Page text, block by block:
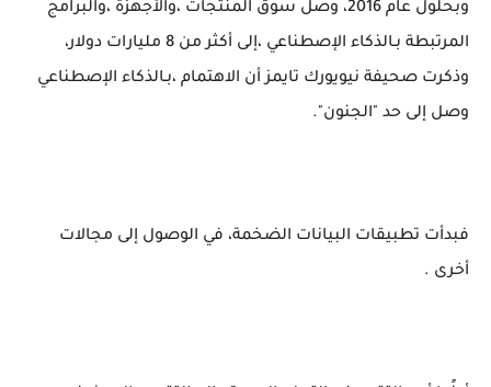
وبحلول عام 2016، وصل سوق المنتجات ،والأجهزة ،والبرامج
المرتبطة بـالذكاء الإصطناعي ،إلى أكثر من 8 مليارات دولار،
وذكرت صحيفة نيويورك تايمز أن الاهتمام ،بـالذكاء الإصطناعي
وصل إلى حد "الجنون".
فبدأت تطبيقات البيانات الضخمة، في الوصول إلى مجالات
أخرى .